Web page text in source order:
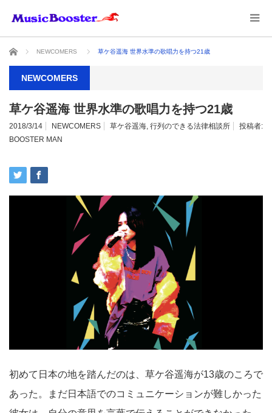
ホーム NEWCOMERS 草ケ谷遥海 世界水準の歌唱力を持つ21歳
NEWCOMERS
草ケ谷遥海 世界水準の歌唱力を持つ21歳
2018/3/14 NEWCOMERS 草ケ谷遥海, 行列のできる法律相談所
投稿者:
BOOSTER MAN
初めて日本の地を踏んだのは、 草ケ谷遥海が13歳のころで
あった。まだ日本語でのコミュニケーションが難しかった